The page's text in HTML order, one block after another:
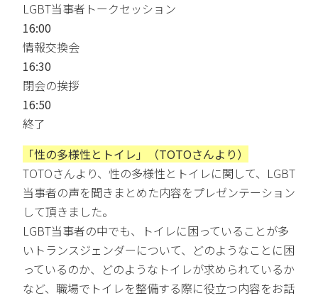
LGBT当事者トークセッション
16:00
情報交換会
16:30
閉会の挨拶
16:50
終了
「性の多様性とトイレ」（TOTOさんより）
TOTOさんより、性の多様性とトイレに関して、LGBT
当事者の声を聞きまとめた内容をプレゼンテーション
して頂きました。
LGBT当事者の中でも、トイレに困っていることが多
いトランスジェンダーについて、どのようなことに困
っているのか、どのようなトイレが求められているか
など、職場でトイレを整備する際に役立つ内容をお話